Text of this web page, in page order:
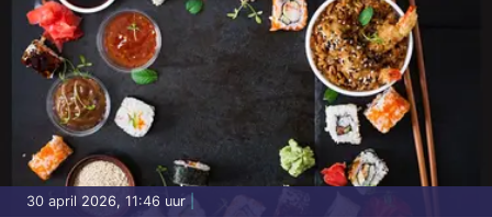
30 april 2026, 11:46 uur